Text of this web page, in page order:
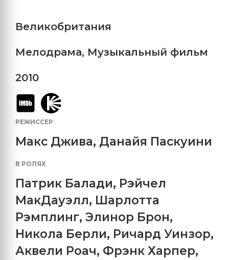
Великобритания
Мелодрама, Музыкальный фильм
2010
РЕЖИССЕР
Макс Джива, Данайя Паскуини
В РОЛЯХ
Патрик Балади, Рэйчел
МакДауэлл, Шарлотта
Рэмплинг, Элинор Брон,
Никола Берли, Ричард Уинзор,
Аквели Роач, Фрэнк Харпер,